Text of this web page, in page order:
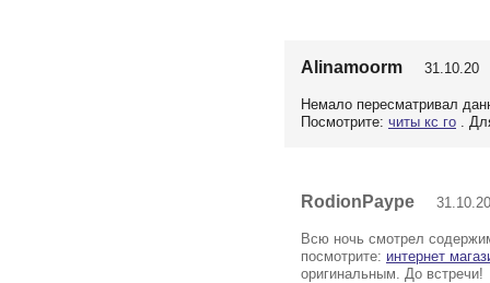
Alinamoorm 31.10.20
Немало пересматривал
Посмотрите: читы кс го .
RodionPaype
Всю ночь смотрел
посмотрите: интернет
оригинальным. До встречи!